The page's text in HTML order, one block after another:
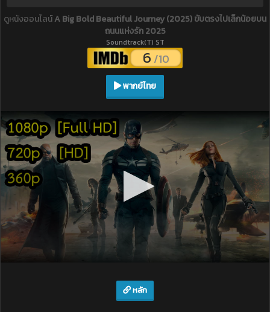
ดูหนังออนไลน์A Big Bold Beautiful Journey (2025) ขับตรงไปเล็กน้อยบน
ถนนแห่งรัก 2025
Soundtrack(T) ST
6 /10
พากย์ไทย
หลัก